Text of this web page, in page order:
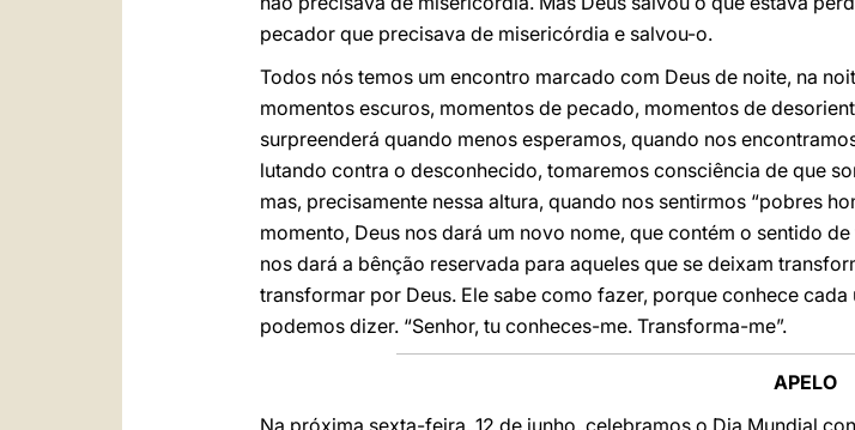
pecador que precisava de misericórdia e salvou-o.
Todos nós temos um encontro marcado com Deus de noite, na
momentos escuros, momentos de pecado, momentos de
surpreenderá quando menos esperamos, quando nos
lutando contra o desconhecido, tomaremos consciência de que
mas, precisamente nessa altura, quando nos sentirmos “pobres
momento, Deus nos dará um novo nome, que contém o sentido
nos dará a bênção reservada para aqueles que se deixam
transformar por Deus. Ele sabe como fazer, porque conhece cada
podemos dizer. “Senhor, tu conheces-me. Transforma-me”.
APELO
Na próxima sexta-feira, 12 de junho, celebramos o Dia Mundial